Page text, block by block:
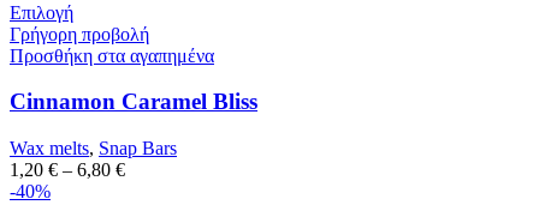
Επιλογή
Γρήγορη προβολή
Προσθήκη στα αγαπημένα
Cinnamon Caramel Bliss
Wax melts, Snap Bars
1,20 € – 6,80 €
-40%